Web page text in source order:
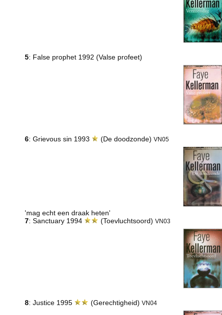
5: False prophet 1992 (Valse profeet)
6: Grievous sin 1993 (De doodzonde)VN05
'mag echt een draak heten'
7: Sanctuary 1994 (Toevluchtsoord) VN03
8: Justice 1995 (Gerechtigheid) VN04